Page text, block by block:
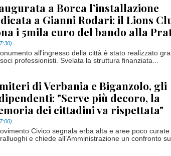
a Borca l’installazione
a Gianni Rodari: il Lions
i 5mila euro del bando alla
all'ingresso della città è stato realizzato
professionisti. Svelata la struttura finanziata...
di Verbania e Biganzolo, gli
"Serve più decoro, la
dei cittadini va rispettata"
Civico segnala erba alta e aree poco
e chiede all’Amministrazione un confronto